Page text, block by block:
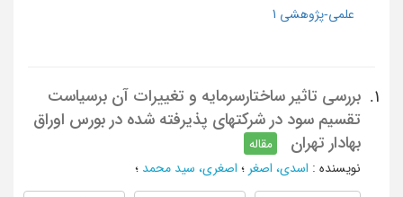
علمی-پژوهشی 1
1.
بررسی تاثیر ساختارسرمایه و تغییرات آن برسیاست
تقسیم سود در شرکتهای پذیرفته شده در بورس اوراق
بهادار تهران
مقاله
نویسنده : اسدی، اصغر ؛ اصغری، سید محمد ؛